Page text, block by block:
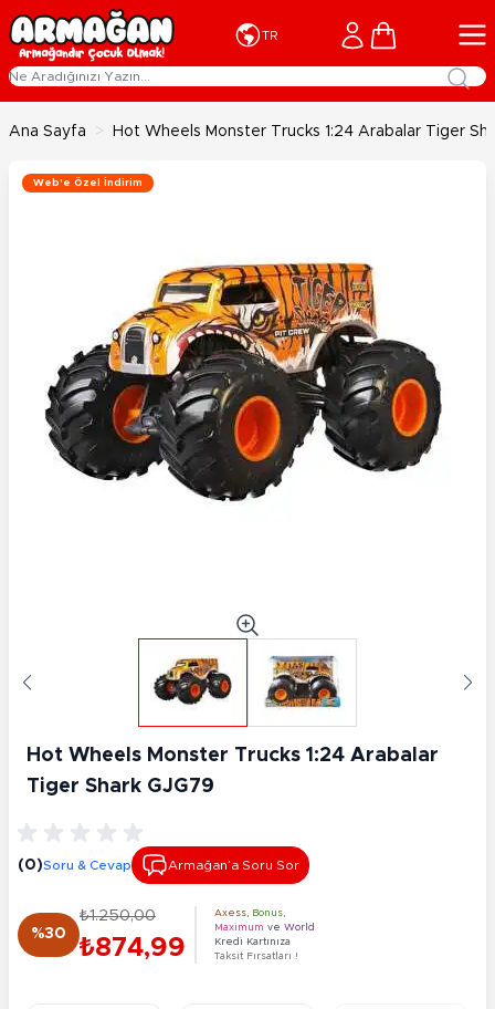
İçeriğe geç
TR Cart
Ana Sayfa > Hot Wheels Monster Trucks 1:24 Arabalar Tiger
Web'e Özel İndirim
Hot Wheels Monster Trucks 1:24 Arabalar
Tiger Shark GJG79
(0)Soru & Cevap Armağan’a Soru Sor
%30
₺1.250,00
₺874,99
Axess Bonus
Maximum ve World
Kredi Kartınıza
Taksit Fırsatları !